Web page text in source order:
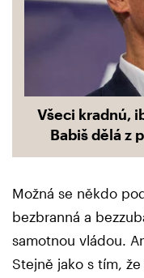
Všeci kradnú,
Babiš dělá z
Možná se někdo
bezbranná a
samotnou vládou.
Stejně jako s tím,